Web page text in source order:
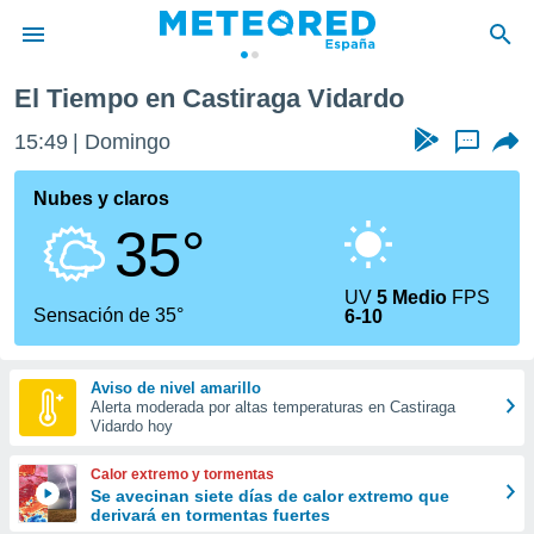
de
por
que se
calidad.
a este
las
y
forma
digital
basada
El Tiempo en Castiraga Vidardo
15:49 Domingo ...
Nubes y claros
35°
Sensación de 35°
UV5 Medio FPS
6-10
Aviso de nivel amarillo
Alerta moderada por altas temperaturas en Castiraga
Vidardo hoy
Calor extremo y tormentas
Se avecinan siete días de calor extremo que
derivará en tormentas fuertes